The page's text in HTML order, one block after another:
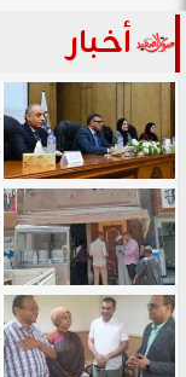
أخبار